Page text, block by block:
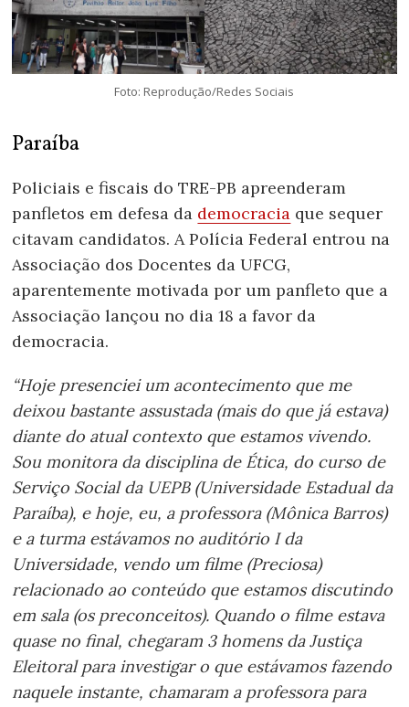
Foto: Reprodução/Redes Sociais
Paraíba
Policiais e fiscais do TRE-PB apreenderam
panfletos em defesa da democracia que sequer
citavam candidatos. A Polícia Federal entrou na
Associação dos Docentes da UFCG,
aparentemente motivada por um panfleto que a
Associação lançou no dia 18 a favor da
democracia.
“Hoje presenciei um acontecimento que me
deixou bastante assustada (mais do que já estava)
diante do atual contexto que estamos vivendo.
Sou monitora da disciplina de Ética, do curso de
Serviço Social da UEPB (Universidade Estadual da
Paraíba), e hoje, eu, a professora (Mônica Barros)
e a turma estávamos no auditório I da
Universidade, vendo um filme (Preciosa)
relacionado ao conteúdo que estamos discutindo
em sala (os preconceitos). Quando o filme estava
quase no final, chegaram 3 homens da Justiça
Eleitoral para investigar o que estávamos fazendo
naquele instante, chamaram a professora para